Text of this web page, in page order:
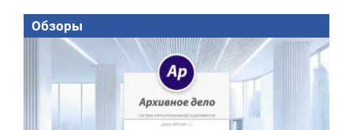
Обзоры